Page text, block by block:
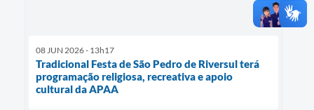
08 JUN 2026 - 13h17
Tradicional Festa de São Pedro de Riversul terá
programação religiosa, recreativa e apoio
cultural da APAA